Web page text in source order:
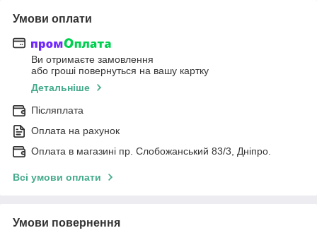
Умови оплати
Ви отримаєте замовлення
або гроші повернуться на вашу картку
Детальніше
Післяплата
Оплата на рахунок
Оплата в магазині пр. Слобожанський 83/3, Дніпро.
Всі умови оплати
Умови повернення